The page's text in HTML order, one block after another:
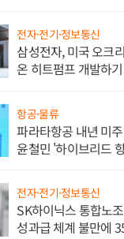
전자·전기·정보통신
삼성전자, 미국 오크
온 히트펌프 개발하
항공·물류
파라타항공 내년 미
윤철민 '하이브리드
전자·전기·정보통신
SK하이닉스 통합노
성과급 체계 불만에